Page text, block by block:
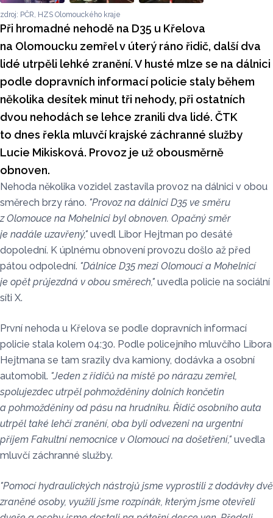
zdroj: PČR, HZS Olomouckého kraje
Při hromadné nehodě na D35 u Křelova
na Olomoucku zemřel v úterý ráno řidič, další dva
lidé utrpěli lehké zranění. V husté mlze se na dálnici
podle dopravních informací policie staly během
několika desítek minut tři nehody, při ostatních
dvou nehodách se lehce zranili dva lidé. ČTK
to dnes řekla mluvčí krajské záchranné služby
Lucie Mikisková. Provoz je už obousměrně
obnoven.
Nehoda několika vozidel zastavila provoz na dálnici v obou
směrech brzy ráno. "Provoz na dálnici D35 ve směru
z Olomouce na Mohelnici byl obnoven. Opačný směr
je nadále uzavřený," uvedl Libor Hejtman po desáté
dopolední. K úplnému obnovení provozu došlo až před
pátou odpolední. "Dálnice D35 mezi Olomoucí a Mohelnicí
je opět průjezdná v obou směrech," uvedla policie na sociální
síti X.
První nehoda u Křelova se podle dopravních informací
policie stala kolem 04:30. Podle policejního mluvčího Libora
Hejtmana se tam srazily dva kamiony, dodávka a osobní
automobil. "Jeden z řidičů na místě po nárazu zemřel,
spolujezdec utrpěl pohmožděniny dolních končetin
a pohmožděniny od pásu na hrudníku. Řidič osobního auta
utrpěl také lehčí zranění, oba byli odvezeni na urgentní
příjem Fakultní nemocnice v Olomouci na došetření," uvedla
mluvčí záchranné služby.
"Pomocí hydraulických nástrojů jsme vyprostili z dodávky dvě
zraněné osoby, využili jsme rozpínák, kterým jsme otevřeli